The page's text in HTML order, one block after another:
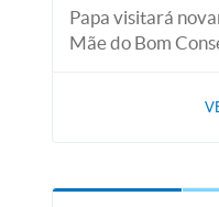
Papa visitará
Mãe do Bom